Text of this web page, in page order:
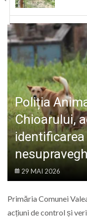
SANATATE
SPORT
SPECIAL
POLITIC
LIFE
Poliția
Chioarului,
29 MAI 2026
Primăria Comunei
acțiuni de control și